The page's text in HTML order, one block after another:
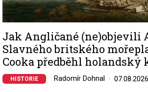
Jak Angličané (ne)objevili
Slavného britského
Cooka předběhl holandský
HISTORIE Radomír Dohnal 07.08.2026